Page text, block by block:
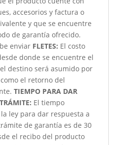
accesorios y factura o
y que se encuentre
de garantía ofrecido.
enviar FLETES: El costo
donde se encuentre el
destino será asumido por
el retorno del
TIEMPO PARA DAR
El tiempo
ley para dar respuesta a
de garantía es de 30
el recibo del producto